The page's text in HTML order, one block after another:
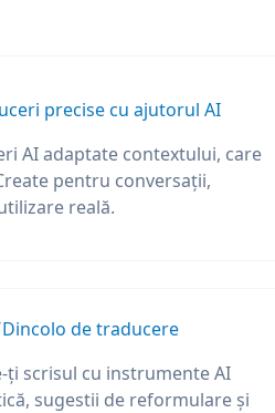
precise cu ajutorul AI
AI adaptate contextului, care
pentru conversații,
reală.
Dincolo de traducere
scrisul cu instrumente AI
sugestii de reformulare și